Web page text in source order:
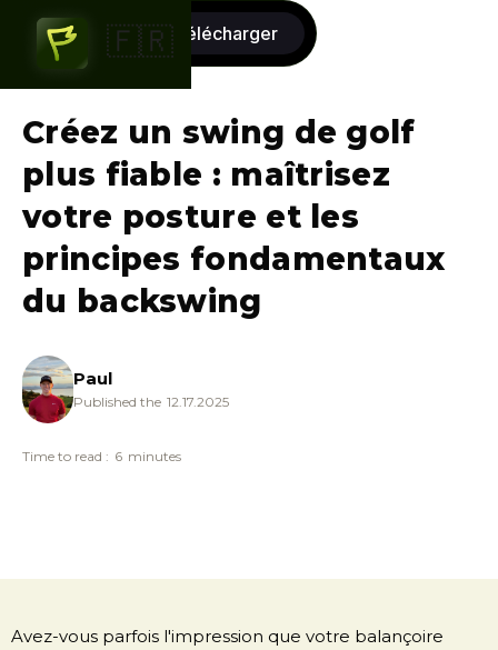
🇫🇷
Créez un swing de golf
plus fiable : maîtrisez
votre posture et les
principes fondamentaux
du backswing
Paul
Published the 12.17.2025
Time to read : 6 minutes
Avez-vous parfois l'impression que votre balançoire
commencer
gratuitement
télécharger